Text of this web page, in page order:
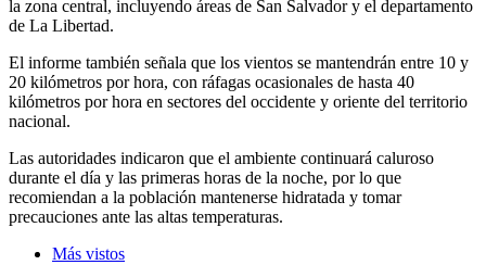
la zona central, incluyendo áreas de San Salvador y el departamento
de La Libertad.
El informe también señala que los vientos se mantendrán entre 10 y
20 kilómetros por hora, con ráfagas ocasionales de hasta 40
kilómetros por hora en sectores del occidente y oriente del territorio
nacional.
Las autoridades indicaron que el ambiente continuará caluroso
durante el día y las primeras horas de la noche, por lo que
recomiendan a la población mantenerse hidratada y tomar
precauciones ante las altas temperaturas.
Más vistos